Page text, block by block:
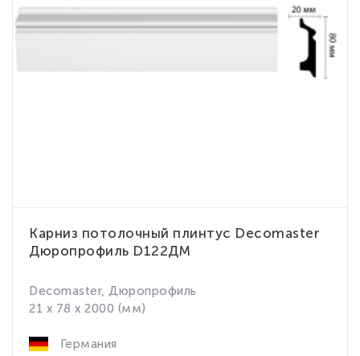
Карниз потолочный плинтус Decomaster
Дюропрофиль D122ДМ
Decomaster, Дюропрофиль
21 x 78 x 2000 (мм)
Германия